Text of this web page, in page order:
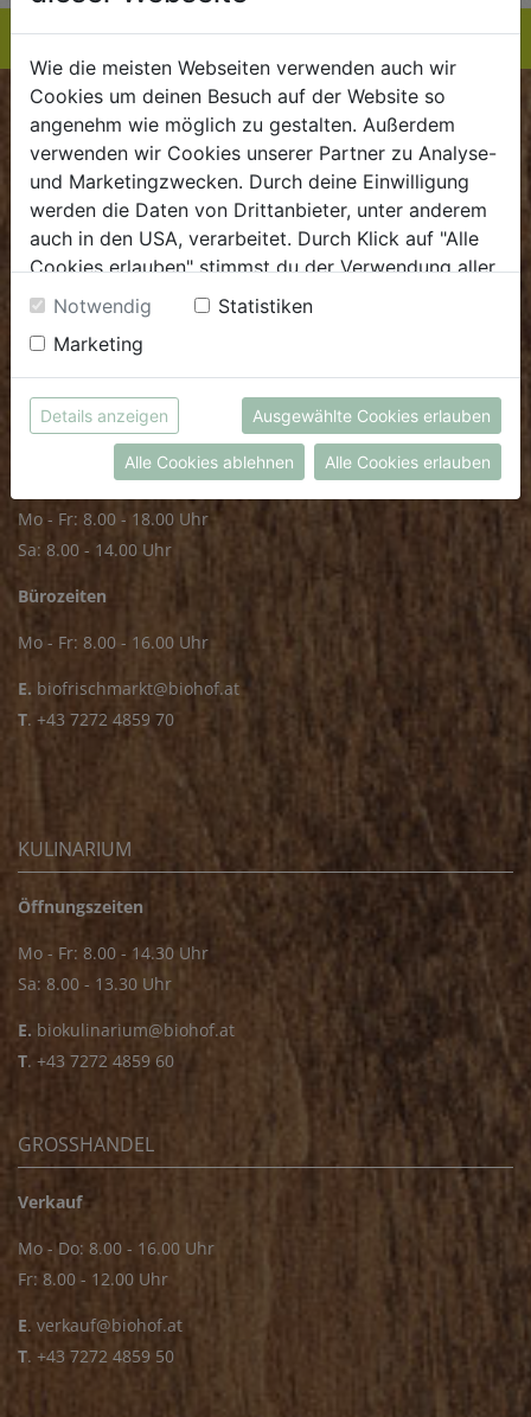
BIOKISTE
Kundenservice
Mo - Do: 8.00 - 16.00 Uhr
Fr: 8.00 - 15.00 Uhr
.dieBiokiste@biohof.at
.+43 7272 2597
FRISCHMARKT
Öffnungszeiten
Mo - Fr: 8.00 - 18.00 Uhr
Sa: 8.00 - 14.00 Uhr
Bürozeiten
Mo - Fr: 8.00 - 16.00 Uhr
E. biofrischmarkt@biohof.at
T. +43 7272 4859 70
KULINARIUM
Öffnungszeiten
Mo - Fr: 8.00 - 14.30 Uhr
Sa: 8.00 - 13.30 Uhr
E. biokulinarium@biohof.at
T. +43 7272 4859 60
GROSSHANDEL
Verkauf
Mo - Do: 8.00 - 16.00 Uhr
Fr: 8.00 - 12.00 Uhr
E. verkauf@biohof.at
T. +43 7272 4859 50
Wie die meisten Webseiten verwenden auch wir
Cookies um deinen Besuch auf der Website so
angenehm wie möglich zu gestalten. Außerdem
verwenden wir Cookies unserer Partner zu Analyse-
und Marketingzwecken. Durch deine Einwilligung
werden die Daten von Drittanbieter, unter anderem
auch in den USA, verarbeitet. Durch Klick auf "Alle
Cookies erlauben" stimmst du der Verwendung aller
Cookies zu. Unter "Details anzeigen" findest du alle
Infos zu den unterschiedlichen Cookies, du kannst
auch entscheiden, welche Cookies du erlauben
möchtest.
Weitere Informationen findest du in unserer
Datenschutzerklärung
bzw. imImpressum
Notwendig
Statistiken
Marketing
Details anzeigen Ausgewählte Cookies erlauben
Alle Cookies ablehnen Alle Cookies erlauben